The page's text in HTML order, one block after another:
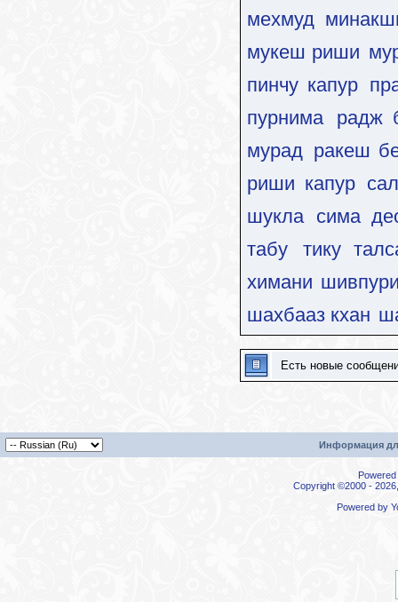
мехмуд
мукеш риши
пинчу капур
пурнима
радж
мурад ракеш
риши капур
шукла сима
табу
тику
химани
шахбааз кхан
Есть новые
Информация
Copyright ©2000 -
Powered by